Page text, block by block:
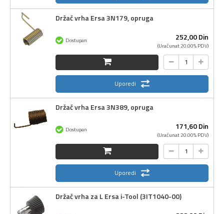
Držač vrha Ersa 3N179, opruga
252,00Din
(Uračunat 20.00% PDV)
Dostupan
Uporedi
Držač vrha Ersa 3N389, opruga
171,60Din
(Uračunat 20.00% PDV)
Dostupan
Uporedi
Držač vrha za L Ersa i-Tool (3IT1040-00)